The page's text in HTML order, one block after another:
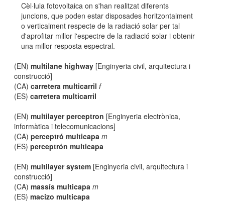
Cèl·lula fotovoltaica on s'han realitzat diferents
juncions, que poden estar disposades horitzontalment
o verticalment respecte de la radiació solar per tal
d'aprofitar millor l'espectre de la radiació solar i obtenir
una millor resposta espectral.
(EN)multilane highway [Enginyeria civil, arquitectura i
construcció]
(CA)carretera multicarril f
(ES)carretera multicarril
(EN)multilayer perceptron [Enginyeria electrònica,
informàtica i telecomunicacions]
(CA)perceptró multicapa m
(ES)perceptrón multicapa
(EN)multilayer system [Enginyeria civil, arquitectura i
construcció]
(CA)massís multicapa m
(ES)macizo multicapa